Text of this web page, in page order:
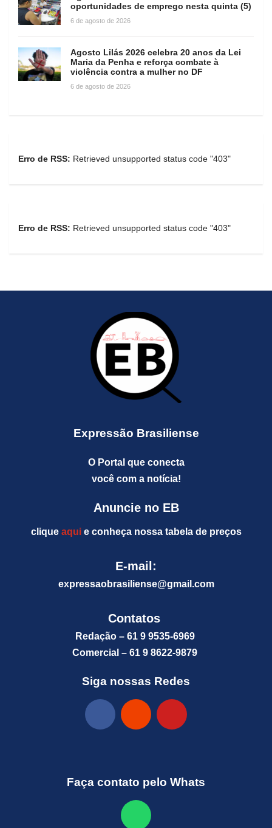
oportunidades de emprego nesta quinta (5)
6 de agosto de 2026
Agosto Lilás 2026 celebra 20 anos da Lei
Maria da Penha e reforça combate à
violência contra a mulher no DF
6 de agosto de 2026
Erro de RSS: Retrieved unsupported status code "403"
Erro de RSS: Retrieved unsupported status code "403"
Expressão Brasiliense
O Portal que conecta
você com a notícia!
Anuncie no EB
clique aquie conheça nossa tabela de preços
E-mail:
expressaobrasiliense@gmail.com
Contatos
Redação – 61 9 9535-6969
Comercial – 61 9 8622-9879
Siga nossas Redes
Faça contato pelo Whats